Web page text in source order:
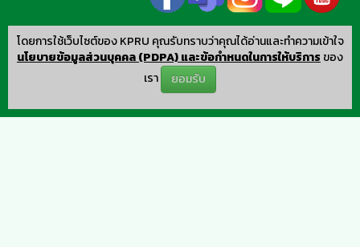
โดยการใช้เว็บไซต์ของ KPRU คุณรับทราบว่าคุณได้อ่านและทำความเข้าใจ
นโยบายข้อมูลส่วนบุคคล (PDPA) และข้อกำหนดในการให้บริการ ของ
เรา
ยอมรับ